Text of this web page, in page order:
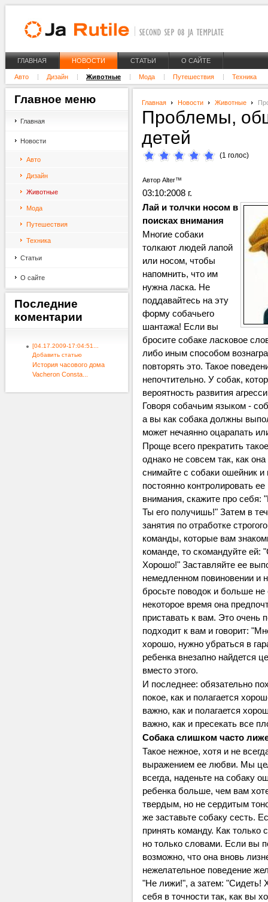
ГЛАВНАЯ НОВОСТИ СТАТЬИ О САЙТЕ
Авто Дизайн Животные Мода Путешествия Техника
Главная Новости Животные
Проблемы,
детей
(1 голос)
Автор Alter™
03:10:2008 г.
Лай и толчки носом в
поисках внимания
Многие собаки
толкают людей лапой
или носом, чтобы
напомнить, что им
нужна ласка. Не
поддавайтесь на эту
форму собачьего
шантажа! Если вы
бросите собаке ласковое
либо иным способом
повторять это. Такое
непочтительно. У собак,
вероятность развития
Говоря собачьим языком -
а вы как собака должны
может нечаянно оцарапать
Проще всего прекратить
однако не совсем так, как
снимайте с собаки ошейник
постоянно контролировать
внимания, скажите про
Ты его получишь!" Затем в
занятия по отработке
команды, которые вам
команде, то скомандуйте
Хорошо!" Заставляйте ее
немедленном повиновении и
бросьте поводок и больше
некоторое время она
приставать к вам. Это очень
подходит к вам и говорит:
хорошо, нужно убраться в
ребенка внезапно найдется
вместо этого.
И последнее: обязательно
покое, как и полагается
важно, как и полагается
важно, как и пресекать все
Собака слишком часто
Такое нежное, хотя и не
выражением ее любви. Мы
всегда, наденьте на собаку
ребенка больше, чем вам
твердым, но не сердитым
же заставьте собаку сесть.
принять команду. Как только
но только словами. Если вы
возможно, что она вновь
нежелательное поведение
"Не лижи!", а затем: "Сидеть!
себя в точности так, как вы
Главное меню
Главная
Новости
Авто
Дизайн
Животные
Мода
Путешествия
Техника
Статьи
О сайте
Последние
коментарии
[04.17.2009-17:04:51...
Добавить статью
История часового дома
Vacheron Consta...